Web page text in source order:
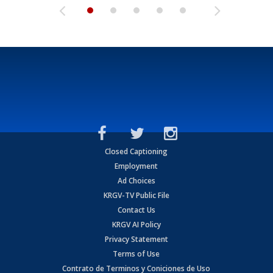
Closed Captioning
Employment
Ad Choices
KRGV-TV Public File
Contact Us
KRGV AI Policy
Privacy Statement
Terms of Use
Contrato de Terminos y Coniciones de Uso